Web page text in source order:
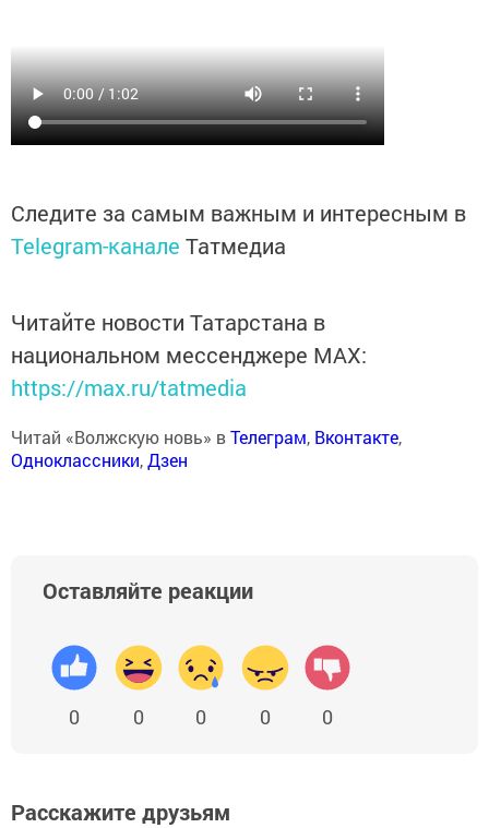
Следите за самым важным и интересным в
Telegram-канале Татмедиа
Читайте новости Татарстана в
национальном мессенджере MАХ:
https://max.ru/tatmedia
Читай «Волжскую новь» вТелеграм, Вконтакте,
Одноклассники,Дзен
Оставляйте реакции
0 0 0 0 0
Расскажите друзьям